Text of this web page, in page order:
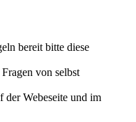
bereit bitte diese
von selbst
Webeseite und im